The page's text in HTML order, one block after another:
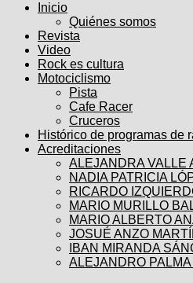
Inicio
Quiénes somos
Revista
Video
Rock es cultura
Motociclismo
Pista
Cafe Racer
Cruceros
Histórico de programas de
Acreditaciones
ALEJANDRA VALLE
NADIA PATRICIA
RICARDO
MARIO MURILLO
MARIO ALBERTO
JOSUÉ ANZO
IBAN MIRANDA
ALEJANDRO